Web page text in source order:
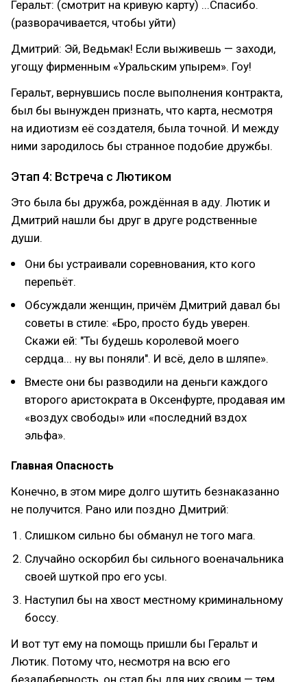
Геральт: (смотрит на кривую карту) ...Спасибо.
(разворачивается, чтобы уйти)
Дмитрий: Эй, Ведьмак! Если выживешь — заходи,
угощу фирменным «Уральским упырем». Гоу!
Геральт, вернувшись после выполнения контракта,
был бы вынужден признать, что карта, несмотря
на идиотизм её создателя, была точной. И между
ними зародилось бы странное подобие дружбы.
Этап 4: Встреча с Лютиком
Это была бы дружба, рождённая в аду. Лютик и
Дмитрий нашли бы друг в друге родственные
души.
Они бы устраивали соревнования, кто кого
перепьёт.
Обсуждали женщин, причём Дмитрий давал бы
советы в стиле: «Бро, просто будь уверен.
Скажи ей: "Ты будешь королевой моего
сердца... ну вы поняли". И всё, дело в шляпе».
Вместе они бы разводили на деньги каждого
второго аристократа в Оксенфурте, продавая им
«воздух свободы» или «последний вздох
эльфа».
Главная Опасность
Конечно, в этом мире долго шутить безнаказанно
не получится. Рано или поздно Дмитрий:
Слишком сильно бы обманул не того мага.
Случайно оскорбил бы сильного военачальника
своей шуткой про его усы.
Наступил бы на хвост местному криминальному
боссу.
И вот тут ему на помощь пришли бы Геральт и
Лютик. Потому что, несмотря на всю его
безалаберность, он стал бы для них своим — тем,